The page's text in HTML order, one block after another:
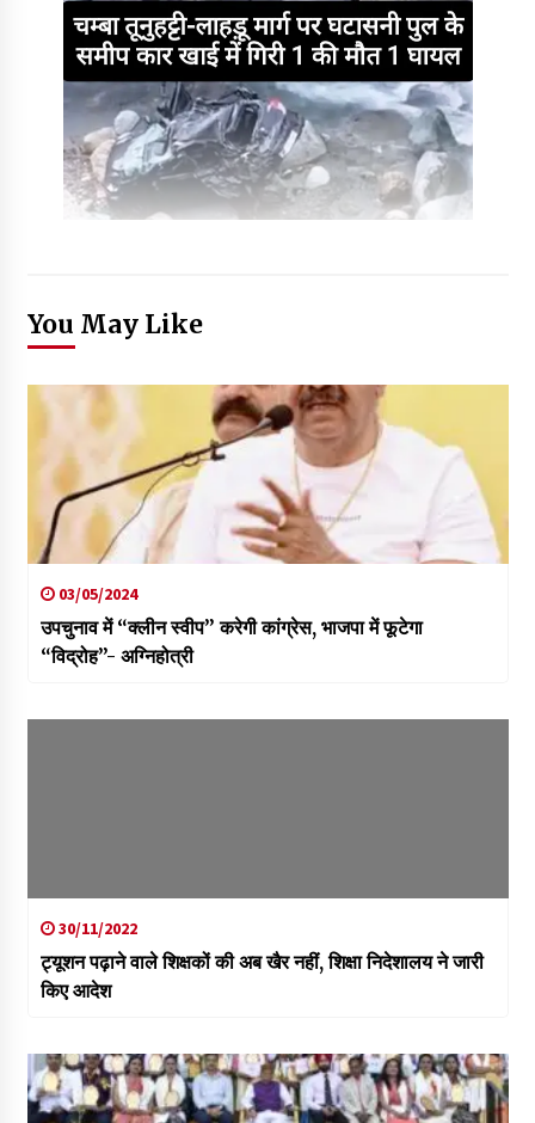
You May Like
03/05/2024
उपचुनाव में “क्लीन स्वीप” करेगी कांग्रेस, भाजपा में फूटेगा
“विद्रोह”- अग्निहोत्री
30/11/2022
ट्यूशन पढ़ाने वाले शिक्षकों की अब खैर नहीं, शिक्षा निदेशालय ने जारी
किए आदेश